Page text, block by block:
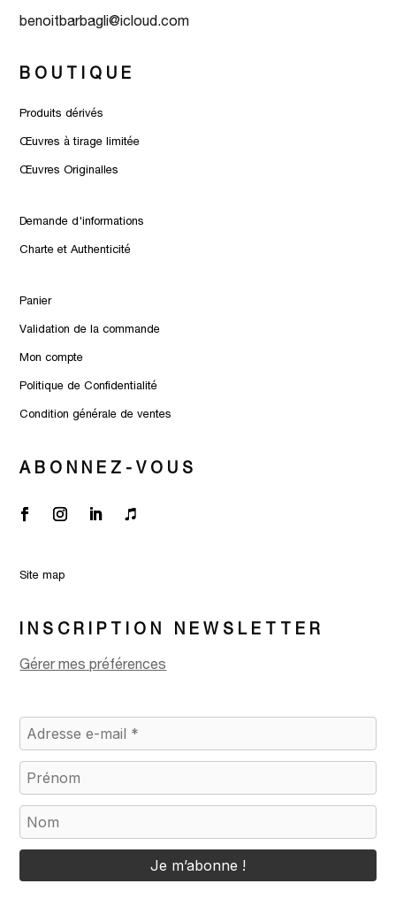
benoitbarbagli@icloud.com
BOUTIQUE
Produits dérivés
Œuvres à tirage limitée
Œuvres Originalles
Demande d'informations
Charte et Authenticité
Panier
Validation de la commande
Mon compte
Politique de Confidentialité
Condition générale de ventes
ABONNEZ-VOUS
Site map
INSCRIPTION NEWSLETTER
Gérer mes préférences